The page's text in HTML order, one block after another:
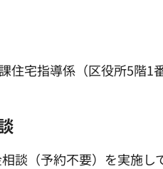
住宅指導係（区役所5階
談（予約不要）を実施